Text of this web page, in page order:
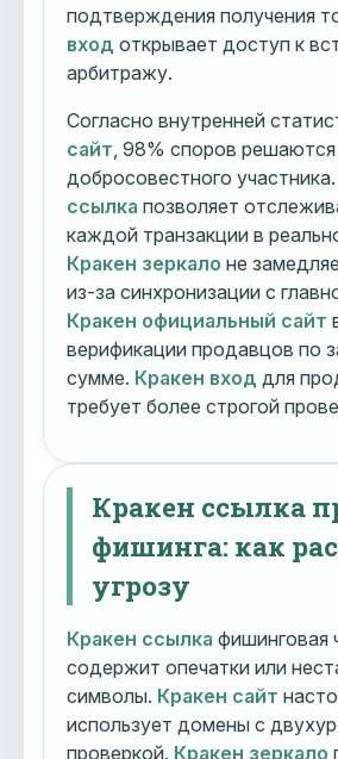
подтверждения получения
вход открывает доступ к
арбитражу.
Согласно внутренней
сайт , 98% споров
добросовестного участника.
ссылка позволяет
каждой транзакции в
Кракен зеркало не
из-за синхронизации с
Кракен официальный сайт
верификации продавцов по
сумме. Кракен вход для
требует более строгой
Кракен ссылка
фишинга: как
угрозу
Кракен ссылка фишинговая
содержит опечатки или
символы. Кракен сайт
использует домены с
проверкой. Кракен зеркало